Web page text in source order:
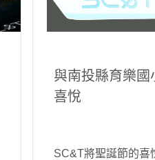
與南投縣育樂
喜悅
SC&T將聖誕節的喜